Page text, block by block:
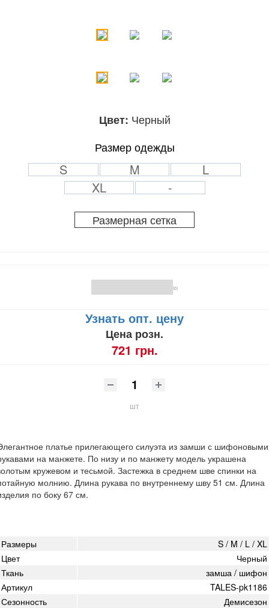
Цвет: Черный
Размер одежды
S M
L
XL
-
Размерная сетка
(0)
Узнать опт. цену
Цена розн.
721 грн.
шт
платье прилегающего силуэта из замши с шифоновыми
на манжете. По низу и по манжету модель украшена
кружевом и тесьмой. Застежка в среднем шве спинки на
молнию. Длина рукава по внутреннему шву 51 см. Длина
по боку 67 см.
Размеры
S / M / L / XL
Цвет
Черный
Ткань
замша / шифон
Артикул
TALES-pk1186
Сезонность
Демисезон